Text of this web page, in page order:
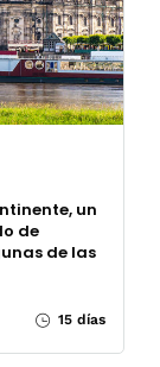
un
de
de las
15 días